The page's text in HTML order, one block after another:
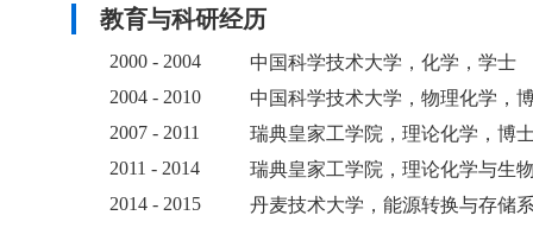
教育与科研经历
2000 - 2004
中国科学技术大学，化学，学士
2004 - 2010
中国科学技术大学，物理化学，
2007 - 2011
瑞典皇家工学院，理论化学，博
2011 - 2014
瑞典皇家工学院，理论化学与生
2014 - 2015
丹麦技术大学，能源转换与存储